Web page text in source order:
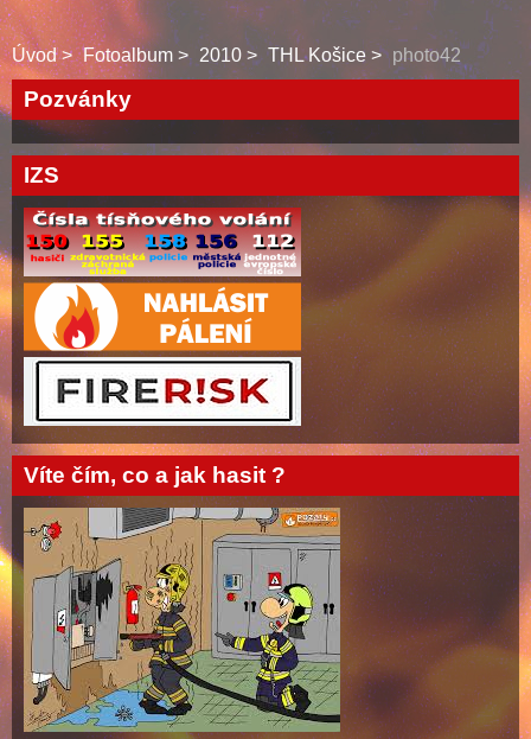
Úvod Fotoalbum 2010 THL Košice photo42
Pozvánky
IZS
Víte čím, co a jak hasit ?